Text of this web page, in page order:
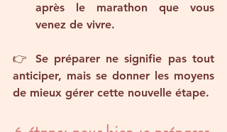
après le marathon que vous
venez de vivre.
👉 Se préparer ne signifie pas tout
anticiper, mais se donner les moyens
de mieux gérer cette nouvelle étape.